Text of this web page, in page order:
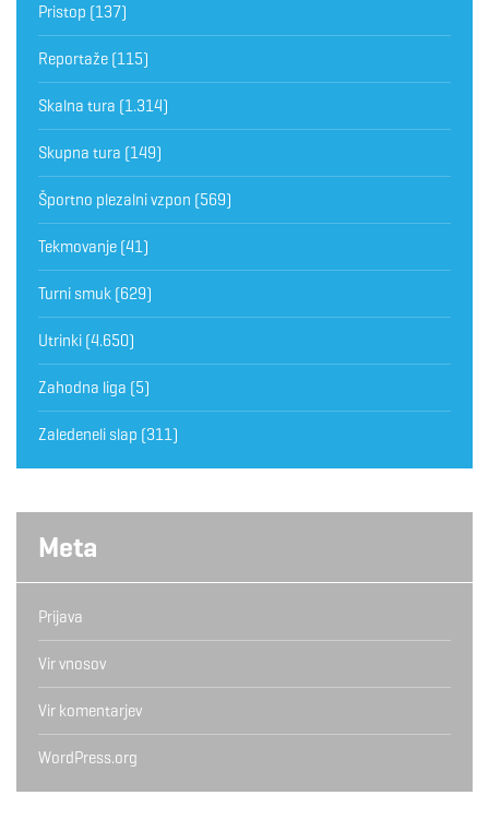
Pristop (137)
Reportaže (115)
Skalna tura (1.314)
Skupna tura (149)
Športno plezalni vzpon (569)
Tekmovanje (41)
Turni smuk (629)
Utrinki (4.650)
Zahodna liga (5)
Zaledeneli slap (311)
Meta
Prijava
Vir vnosov
Vir komentarjev
WordPress.org